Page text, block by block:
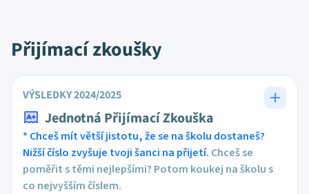
Přijímací zkoušky
VÝSLEDKY 2024/2025
Jednotná Přijímací Zkouška
* Chceš mít větší jistotu, že se na školu dostaneš?
Nižší číslo zvyšuje tvoji šanci na přijetí. Chceš se
poměřit s těmi nejlepšími? Potom koukej na školu s
co nejvyšším číslem.